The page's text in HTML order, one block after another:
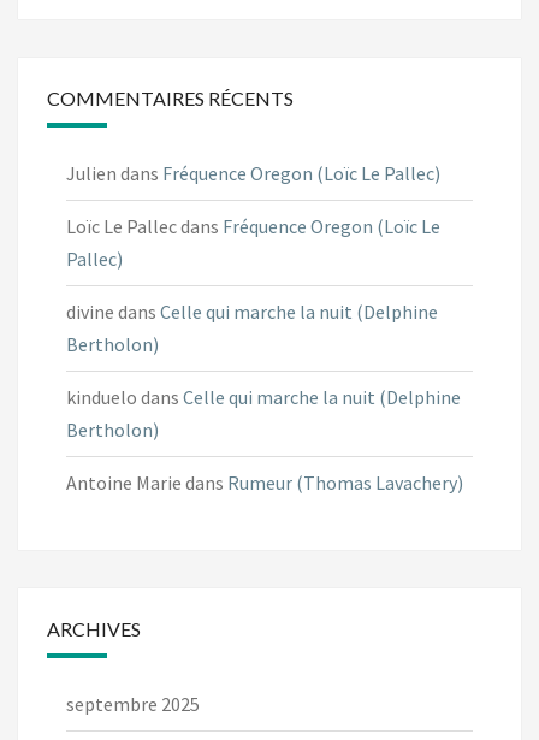
COMMENTAIRES RÉCENTS
Julien dans Fréquence Oregon (Loïc Le Pallec)
Loïc Le Pallecdans Fréquence Oregon (Loïc Le
Pallec)
divine dans Celle qui marche la nuit (Delphine
Bertholon)
kinduelo dans Celle qui marche la nuit (Delphine
Bertholon)
Antoine Marie dans Rumeur (Thomas Lavachery)
ARCHIVES
septembre 2025